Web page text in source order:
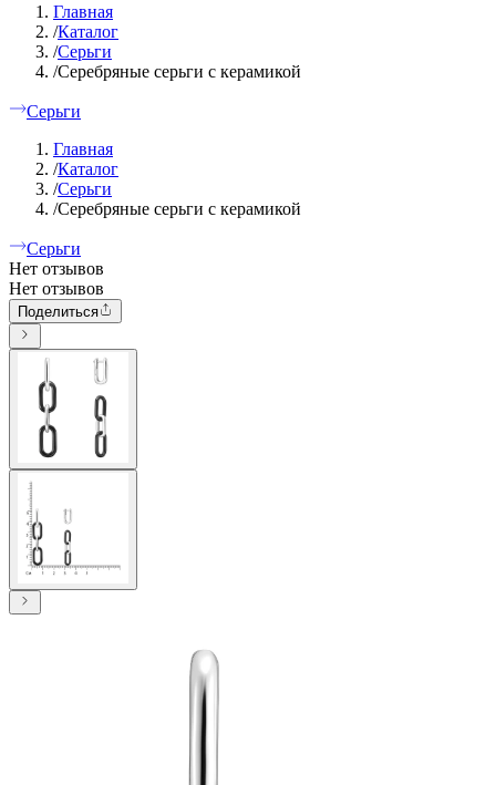
Главная
/Каталог
/Серьги
/Серебряные серьги с керамикой
Серьги
Главная
/Каталог
/Серьги
/Серебряные серьги с керамикой
Серьги
Нет отзывов
Нет отзывов
Поделиться